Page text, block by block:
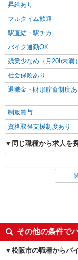
昇給あり
フルタイム歓迎
駅直結・駅チカ
バイク通勤OK
残業少なめ（月20h未満）
社会保険あり
退職金・財形貯蓄制度あ
制服貸与
資格取得支援制度あり
同じ職種から求人を
看護師・保健師・看
ボーナス・賞与あり
交通費支給
産休・育休取得実績あり
その他の条件で
松阪市の職種からバ